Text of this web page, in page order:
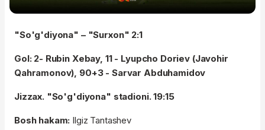
"So'g'diyona" – "Surxon" 2:1
Gol: 2- Rubin Xebay, 11 - Lyupcho Doriev (Javohir
Qahramonov), 90+3 - Sarvar Abduhamidov
Jizzax. "So'g'diyona" stadioni. 19:15
Bosh hakam: Ilgiz Tantashev